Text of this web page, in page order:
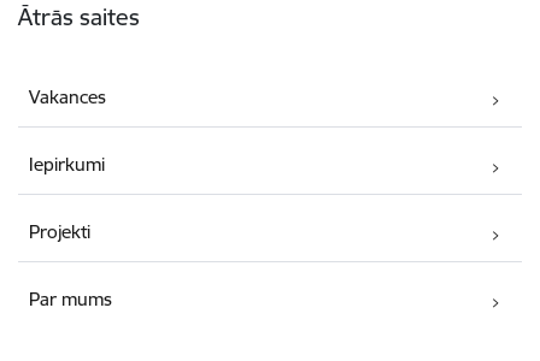
Ātrās saites
Vakances
Iepirkumi
Projekti
Par mums